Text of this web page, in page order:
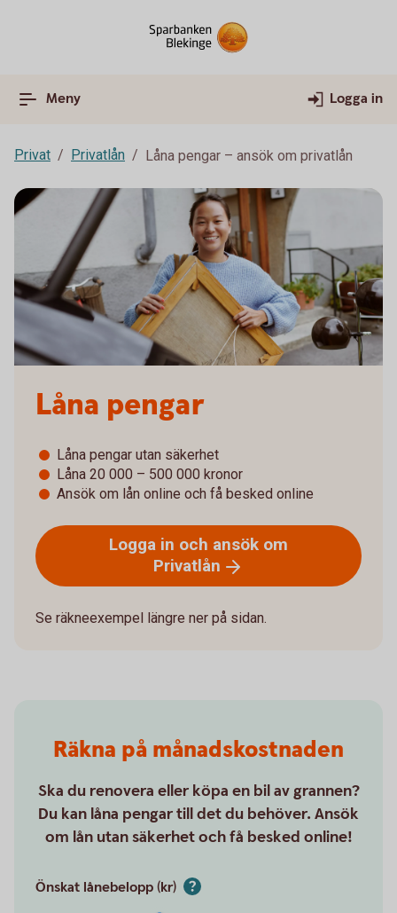
Meny Logga in
Privat Privatlån Låna pengar – ansök om privatlån
Låna pengar
Låna pengar utan säkerhet
Låna 20 000 – 500 000 kronor
Ansök om lån online och få besked online
Logga in och ansök om
Privatlån
Se räkneexempel längre ner på sidan.
Räkna på månadskostnaden
Ska du renovera eller köpa en bil av grannen?
Du kan låna pengar till det du behöver. Ansök
om lån utan säkerhet och få besked online!
Önskat lånebelopp (kr)